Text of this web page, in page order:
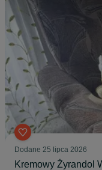
Dodane 25 lipca 2026
Kremowy Żyrandol